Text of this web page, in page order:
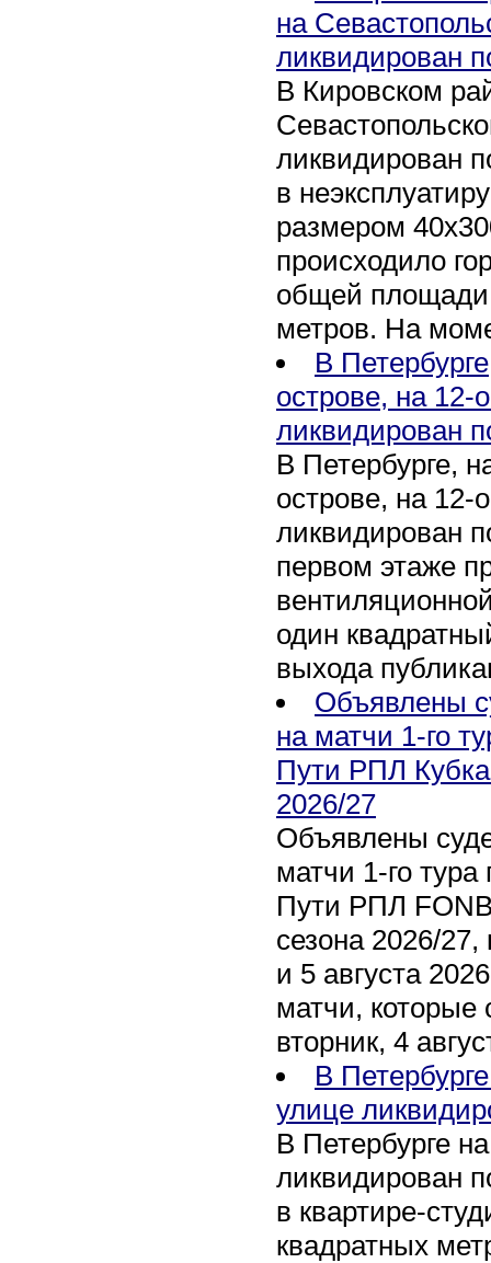
на
ликвидирован
В Кировском
ликвидирован
в
размером
происходило
общей площади
метров. На
В
острове, на 12-
ликвидирован
В Петербурге,
острове, на 12-
ликвидирован
первом этаже
один
выхода
Объявлены
на матчи 1-го
Пути РПЛ
2026/27
Объявлены
матчи 1-го тура
Пути РПЛ
сезона 2026/27,
и 5 августа
матчи, которые
вторник, 4
В
улице
В Петербурге
ликвидирован
в квартире-
квадратных